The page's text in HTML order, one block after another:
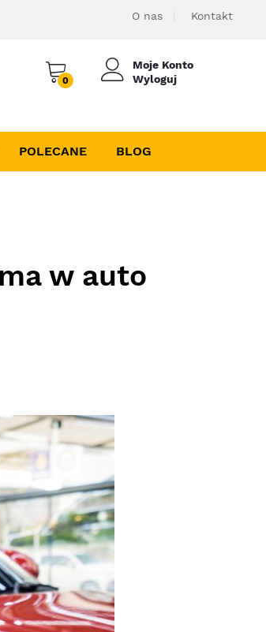
O nas Kontakt
0
Moje Konto
Wyloguj
POLECANE BLOG
w auto